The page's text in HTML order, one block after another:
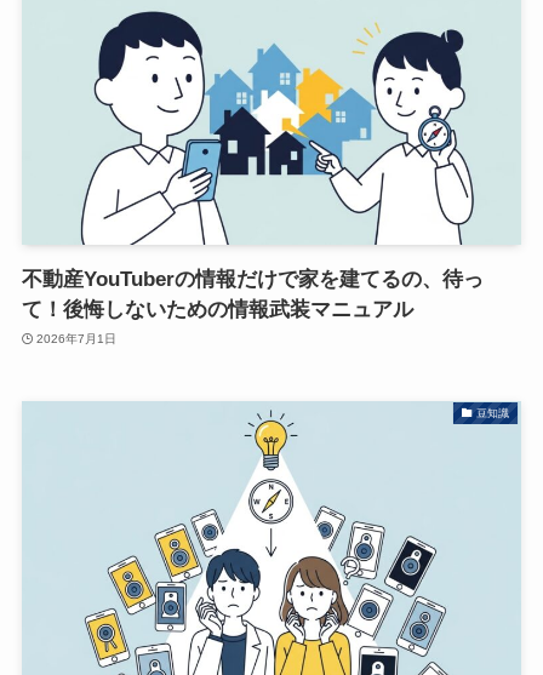
不動産YouTuberの情報だけで家を建てるの、待っ
て！後悔しないための情報武装マニュアル
2026年7月1日
豆知識